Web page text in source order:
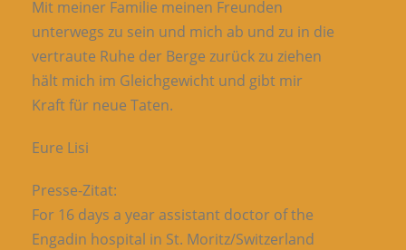
Mit meiner Familie meinen Freunden
unterwegs zu sein und mich ab und zu in die
vertraute Ruhe der Berge zurück zu ziehen
hält mich im Gleichgewicht und gibt mir
Kraft für neue Taten.
Eure Lisi
Presse-Zitat:
For 16 days a year assistant doctor of the
Engadin hospital in St. Moritz/Switzerland